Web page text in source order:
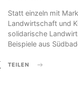
Statt einzeln mit
Landwirtschaft und
solidarische
Beispiele aus
TEILEN